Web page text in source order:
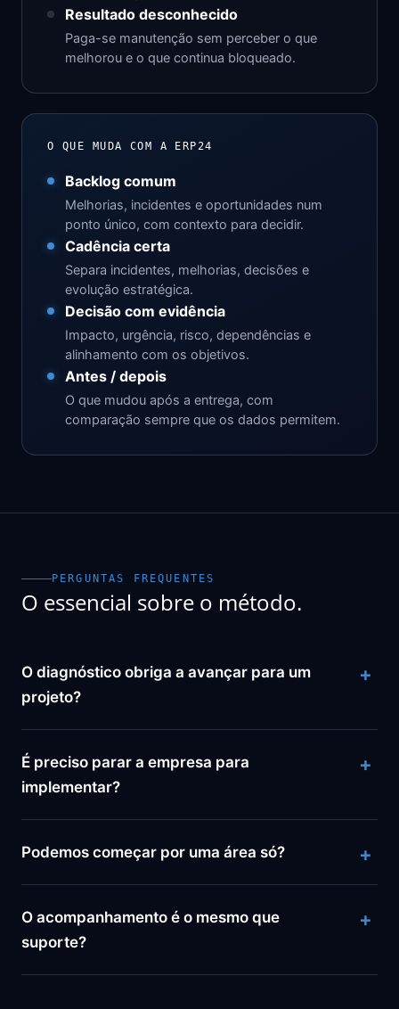
Resultado desconhecido
Paga-se manutenção sem perceber o que
melhorou e o que continua bloqueado.
O QUE MUDA COM A ERP24
Backlog comum
Melhorias, incidentes e oportunidades num
ponto único, com contexto para decidir.
Cadência certa
Separa incidentes, melhorias, decisões e
evolução estratégica.
Decisão com evidência
Impacto, urgência, risco, dependências e
alinhamento com os objetivos.
Antes / depois
O que mudou após a entrega, com
comparação sempre que os dados permitem.
PERGUNTAS FREQUENTES
O essencial sobre o método.
O diagnóstico obriga a avançar para um
projeto?
É preciso parar a empresa para
implementar?
Podemos começar por uma área só?
O acompanhamento é o mesmo que
suporte?